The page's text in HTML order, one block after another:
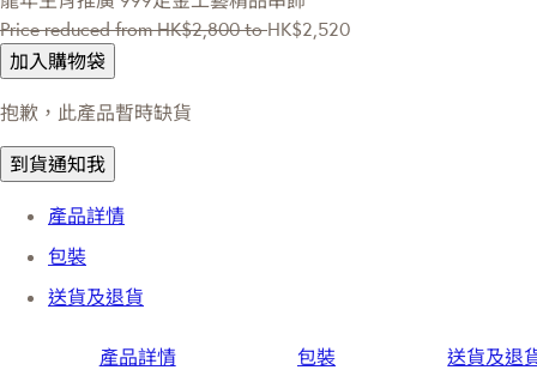
Price reduced fromHK$2,800 toHK$2,520
加入購物袋
抱歉，此產品暫時缺貨
到貨通知我
產品詳情
包裝
送貨及退貨
產品詳情 包裝 送貨及退